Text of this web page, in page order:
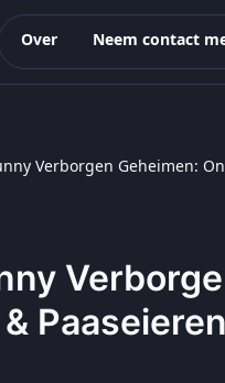
Over Neem contact
Verborgen Geheimen:
Paaseieren